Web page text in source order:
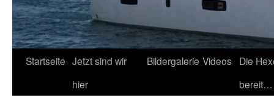
Startseite Jetzt sind wir
hier
Bildergalerie Videos
Die
bereit…